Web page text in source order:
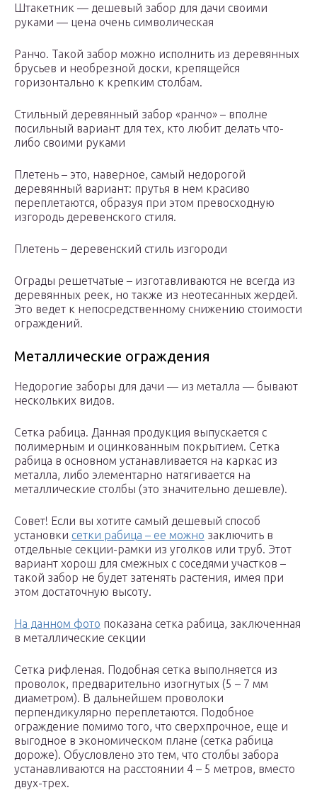
Штакетник — дешевый забор для дачи своими
руками — цена очень символическая
Ранчо. Такой забор можно исполнить из деревянных
брусьев и необрезной доски, крепящейся
горизонтально к крепким столбам.
Стильный деревянный забор «ранчо» – вполне
посильный вариант для тех, кто любит делать что-
либо своими руками
Плетень – это, наверное, самый недорогой
деревянный вариант: прутья в нем красиво
переплетаются, образуя при этом превосходную
изгородь деревенского стиля.
Плетень – деревенский стиль изгороди
Ограды решетчатые – изготавливаются не всегда из
деревянных реек, но также из неотесанных жердей.
Это ведет к непосредственному снижению стоимости
ограждений.
Металлические ограждения
Недорогие заборы для дачи — из металла — бывают
нескольких видов.
Сетка рабица. Данная продукция выпускается с
полимерным и оцинкованным покрытием. Сетка
рабица в основном устанавливается на каркас из
металла, либо элементарно натягивается на
металлические столбы (это значительно дешевле).
Совет! Если вы хотите самый дешевый способ
установки сетки рабица – ее можно заключить в
отдельные секции-рамки из уголков или труб. Этот
вариант хорош для смежных с соседями участков –
такой забор не будет затенять растения, имея при
этом достаточную высоту.
На данном фото показана сетка рабица, заключенная
в металлические секции
Сетка рифленая. Подобная сетка выполняется из
проволок, предварительно изогнутых (5 – 7 мм
диаметром). В дальнейшем проволоки
перпендикулярно переплетаются. Подобное
ограждение помимо того, что сверхпрочное, еще и
выгодное в экономическом плане (сетка рабица
дороже). Обусловлено это тем, что столбы забора
устанавливаются на расстоянии 4 – 5 метров, вместо
двух-трех.